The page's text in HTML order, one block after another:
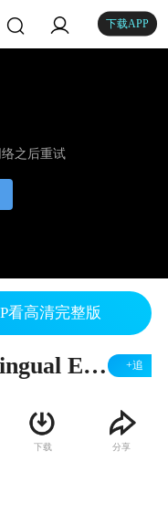
下载APP
之后重试
看高清完整版
An introduction to Bilingual Education +追
下载 分享